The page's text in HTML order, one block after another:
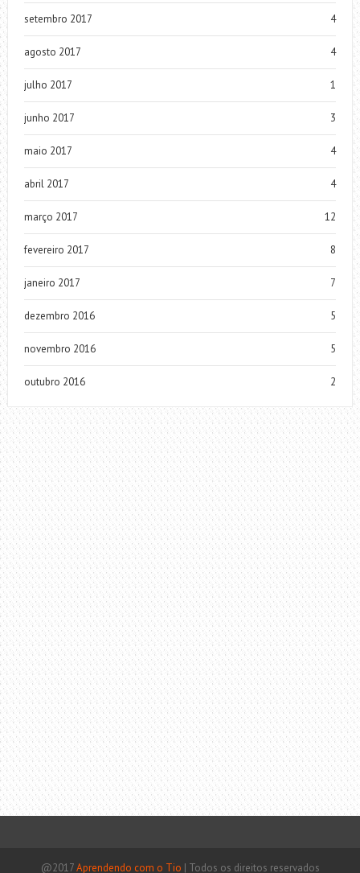
setembro 2017 4
agosto 2017 4
julho 2017 1
junho 2017 3
maio 2017 4
abril 2017 4
março 2017 12
fevereiro 2017 8
janeiro 2017 7
dezembro 2016 5
novembro 2016 5
outubro 2016 2
@2017Aprendendo com o Tio | Todos os direitos reservados